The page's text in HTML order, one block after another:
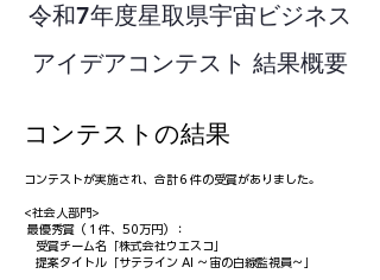
令和7年度星取県宇宙ビジネス
アイデアコンテスト 結果概要
コンテストの結果
コンテストが実施され、合計６件の受賞がありました。
<社会人部門>
最優秀賞（１件、50万円）：
受賞チーム名「株式会社ウエスコ」
提案タイトル「サテライン AI ～宙の白線監視員～」